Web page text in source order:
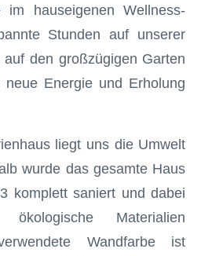
im hauseigenen Wellness-
Stunden auf unserer
den großzügigen Garten
Energie und Erholung
liegt uns die Umwelt
wurde das gesamte Haus
komplett saniert und dabei
Materialien
Wandfarbe ist